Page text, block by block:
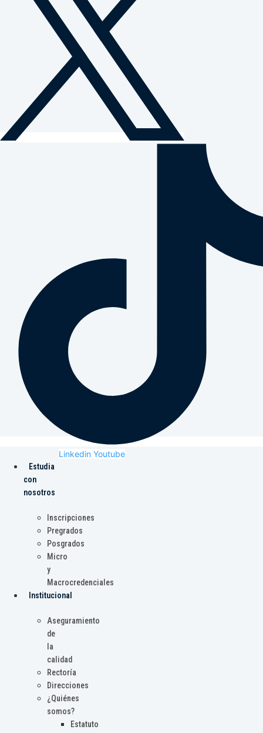
Linkedin Youtube
Estudia
con
nosotros
Inscripciones
Pregrados
Posgrados
Micro
y
Macrocredenciales
Institucional
Aseguramiento
de
la
calidad
Rectoría
Direcciones
¿Quiénes
somos?
Estatuto